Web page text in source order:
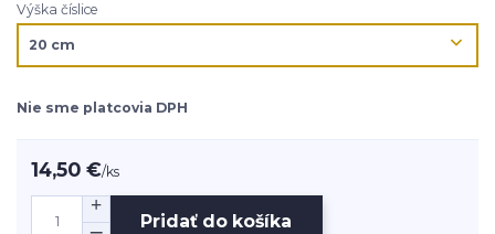
Výška číslice
Nie sme platcovia DPH
14,50 €/ks
Pridať do košíka